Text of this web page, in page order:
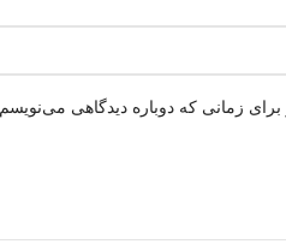
زمانی که دوباره دیدگاهی می‌نویسم.